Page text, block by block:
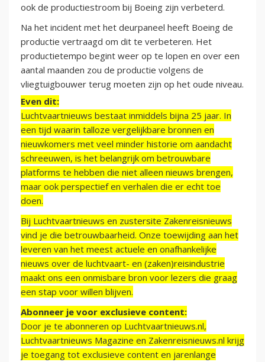
ook de productiestroom bij Boeing zijn verbeterd.
Na het incident met het deurpaneel heeft Boeing de
productie vertraagd om dit te verbeteren. Het
productietempo begint weer op te lopen en over een
aantal maanden zou de productie volgens de
vliegtuigbouwer terug moeten zijn op het oude niveau.
Even dit:
Luchtvaartnieuws bestaat inmiddels bijna 25 jaar. In
een tijd waarin talloze vergelijkbare bronnen en
nieuwkomers met veel minder historie om aandacht
schreeuwen, is het belangrijk om betrouwbare
platforms te hebben die niet alleen nieuws brengen,
maar ook perspectief en verhalen die er echt toe
doen.
Bij Luchtvaartnieuws en zustersite Zakenreisnieuws
vind je die betrouwbaarheid. Onze toewijding aan het
leveren van het meest actuele en onafhankelijke
nieuws over de luchtvaart- en (zaken)reisindustrie
maakt ons een onmisbare bron voor lezers die graag
een stap voor willen blijven.
Abonneer je voor exclusieve content:
Door je te abonneren op Luchtvaartnieuws.nl,
Luchtvaartnieuws Magazine en Zakenreisnieuws.nl krijg
je toegang tot exclusieve content en jarenlange